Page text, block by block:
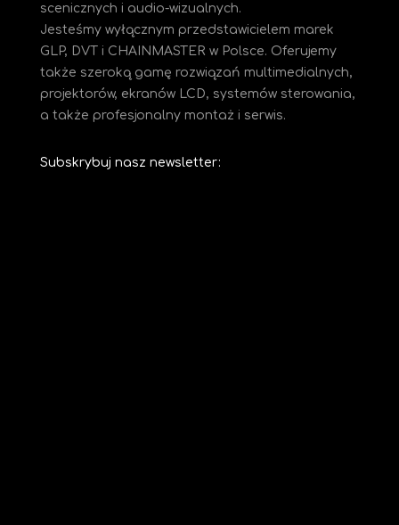
scenicznych i audio-wizualnych.
Jesteśmywyłącznym przedstawicielem marek
GLP, DVT i CHAINMASTER w Polsce. Oferujemy
także szeroką gamę rozwiązań multimedialnych,
projektorów, ekranów LCD, systemów sterowania,
a także profesjonalny montaż i serwis.
Subskrybuj nasz newsletter: